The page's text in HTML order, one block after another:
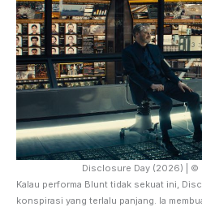
Disclosure Day (2026) | ©
Kalau performa Blunt tidak sekuat ini,
konspirasi yang terlalu panjang. Ia